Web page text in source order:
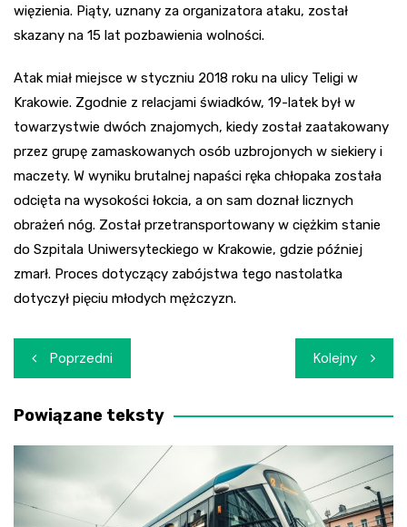
więzienia. Piąty, uznany za organizatora ataku, został
skazany na 15 lat pozbawienia wolności.
Atak miał miejsce w styczniu 2018 roku na ulicy Teligi w
Krakowie. Zgodnie z relacjami świadków, 19-latek był w
towarzystwie dwóch znajomych, kiedy został zaatakowany
przez grupę zamaskowanych osób uzbrojonych w siekiery i
maczety. W wyniku brutalnej napaści ręka chłopaka została
odcięta na wysokości łokcia, a on sam doznał licznych
obrażeń nóg. Został przetransportowany w ciężkim stanie
do Szpitala Uniwersyteckiego w Krakowie, gdzie później
zmarł. Proces dotyczący zabójstwa tego nastolatka
dotyczył pięciu młodych mężczyzn.
Nawigacja
wpisu
Poprzedni Kolejny
Powiązane teksty